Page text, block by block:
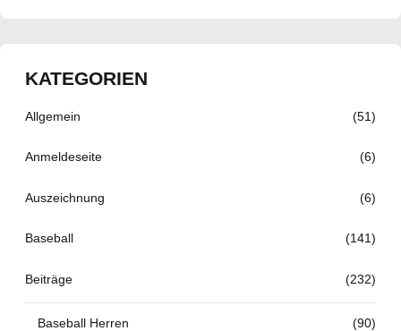
KATEGORIEN
Allgemein (51)
Anmeldeseite (6)
Auszeichnung (6)
Baseball (141)
Beiträge (232)
Baseball Herren (90)